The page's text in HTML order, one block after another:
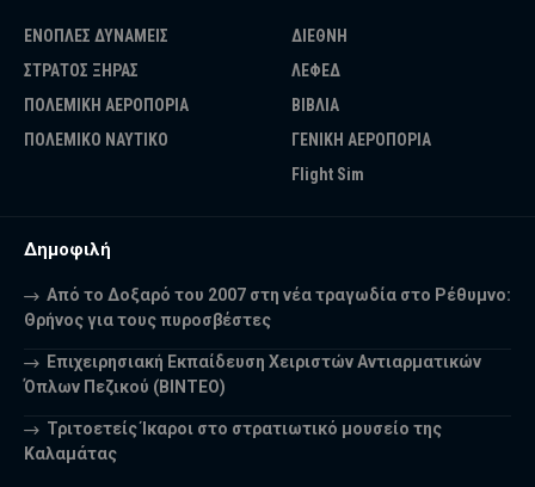
ΕΝΟΠΛΕΣ ΔΥΝΑΜΕΙΣ
ΣΤΡΑΤΟΣ ΞΗΡΑΣ
ΠΟΛΕΜΙΚΗ ΑΕΡΟΠΟΡΙΑ
ΠΟΛΕΜΙΚΟ ΝΑΥΤΙΚΟ
ΔΙΕΘΝΗ
ΛΕΦΕΔ
ΒΙΒΛΙΑ
ΓΕΝΙΚΗ ΑΕΡΟΠΟΡΙΑ
Flight Sim
Δημοφιλή
Από το Δοξαρό του 2007 στη νέα τραγωδία στο Ρέθυμνο:
Θρήνος για τους πυροσβέστες
Επιχειρησιακή Εκπαίδευση Χειριστών Αντιαρματικών
Όπλων Πεζικού (ΒΙΝΤΕΟ)
Τριτοετείς Ίκαροι στο στρατιωτικό μουσείο της
Καλαμάτας